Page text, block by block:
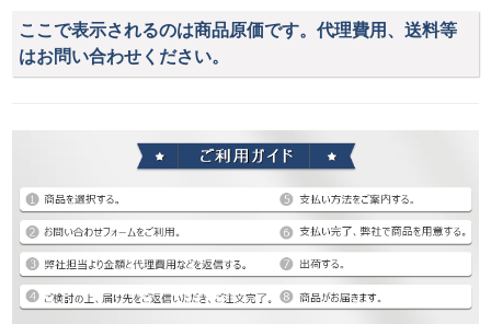
ここで表示されるのは商品原価です。代理費用、送料等
はお問い合わせください。